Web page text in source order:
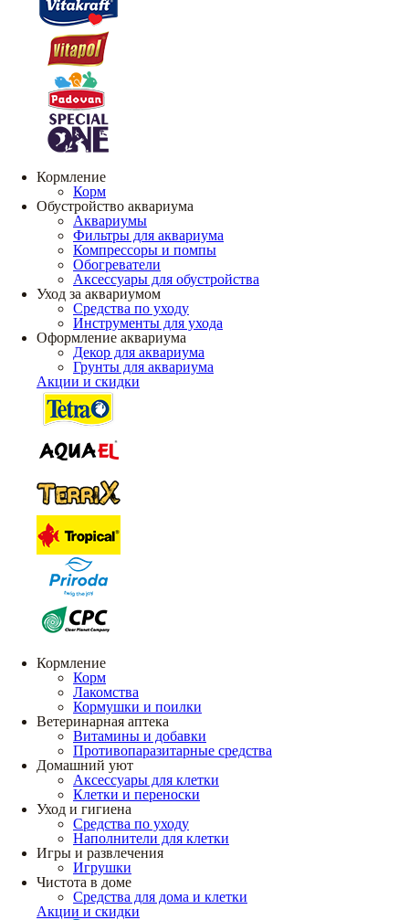
Кормление
Корм
Обустройство аквариума
Аквариумы
Фильтры для аквариума
Компрессоры и помпы
Обогреватели
Аксессуары для обустройства
Уход за аквариумом
Средства по уходу
Инструменты для ухода
Оформление аквариума
Декор для аквариума
Грунты для аквариума
Акции и скидки
Кормление
Корм
Лакомства
Кормушки и поилки
Ветеринарная аптека
Витамины и добавки
Противопаразитарные средства
Домашний уют
Аксессуары для клетки
Клетки и переноски
Уход и гигиена
Средства по уходу
Наполнители для клетки
Игры и развлечения
Игрушки
Чистота в доме
Средства для дома и клетки
Акции и скидки